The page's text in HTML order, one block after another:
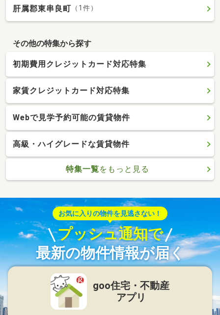
肝属郡東串良町 （1件）
その他の特集から探す
初期費用クレジットカード対応特集
家賃クレジットカード対応特集
Webで見学予約可能の賃貸物件
高級・ハイグレードな賃貸物件
特集一覧をもっと見る
お気に入りの物件を見逃さない！
プッシュ通知で
最新の物件情報が届く
goo住宅・不動産
アプリ